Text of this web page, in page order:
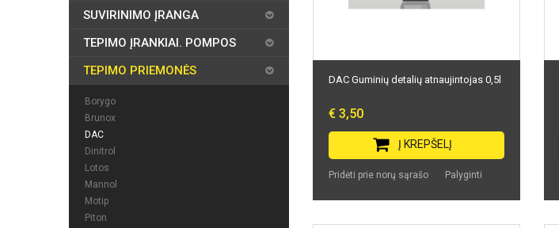
DAC Guminių detalių atnaujintojas 0,5l
€ 3,50
Į KREPŠELĮ
Pridėti prie norų sąrašo Palyginti
SUVIRINIMO ĮRANGA
TEPIMO ĮRANKIAI. POMPOS
TEPIMO PRIEMONĖS
Borygo
Brunox
DAC
Dinitrol
Lotos
Mannol
Motip
Piton